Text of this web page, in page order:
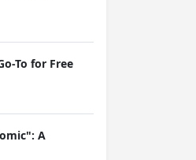
To for Free
A